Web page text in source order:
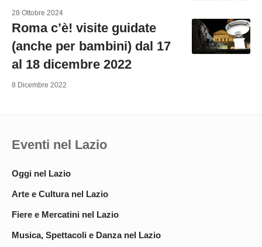
28 Ottobre 2024
Roma c’è! visite guidate
(anche per bambini) dal 17
al 18 dicembre 2022
8 Dicembre 2022
Eventi nel Lazio
Oggi nel Lazio
Arte e Cultura nel Lazio
Fiere e Mercatini nel Lazio
Musica, Spettacoli e Danza nel Lazio